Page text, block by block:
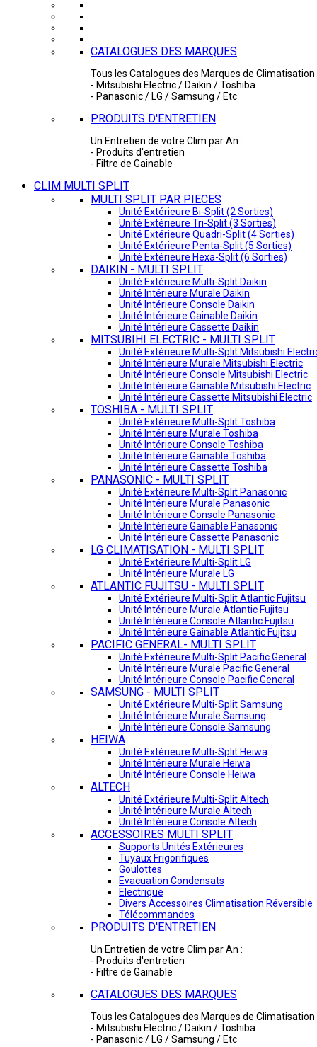
CATALOGUES DES MARQUES
Tous les Catalogues des Marques de Climatisation
- Mitsubishi Electric / Daikin / Toshiba
- Panasonic / LG / Samsung / Etc
PRODUITS D'ENTRETIEN
Un Entretien de votre Clim par An :
- Produits d'entretien
- Filtre de Gainable
CLIM MULTI SPLIT
MULTI SPLIT PAR PIECES
Unité Extérieure Bi-Split (2 Sorties)
Unité Extérieure Tri-Split (3 Sorties)
Unité Extérieure Quadri-Split (4 Sorties)
Unité Extérieure Penta-Split (5 Sorties)
Unité Extérieure Hexa-Split (6 Sorties)
DAIKIN - MULTI SPLIT
Unité Extérieure Multi-Split Daikin
Unité Intérieure Murale Daikin
Unité Intérieure Console Daikin
Unité Intérieure Gainable Daikin
Unité Intérieure Cassette Daikin
MITSUBIHI ELECTRIC - MULTI SPLIT
Unité Extérieure Multi-Split Mitsubishi
Unité Intérieure Murale Mitsubishi Electric
Unité Intérieure Console Mitsubishi Electric
Unité Intérieure Gainable Mitsubishi Electric
Unité Intérieure Cassette Mitsubishi Electric
TOSHIBA - MULTI SPLIT
Unité Extérieure Multi-Split Toshiba
Unité Intérieure Murale Toshiba
Unité Intérieure Console Toshiba
Unité Intérieure Gainable Toshiba
Unité Intérieure Cassette Toshiba
PANASONIC - MULTI SPLIT
Unité Extérieure Multi-Split Panasonic
Unité Intérieure Murale Panasonic
Unité Intérieure Console Panasonic
Unité Intérieure Gainable Panasonic
Unité Intérieure Cassette Panasonic
LG CLIMATISATION - MULTI SPLIT
Unité Extérieure Multi-Split LG
Unité Intérieure Murale LG
ATLANTIC FUJITSU - MULTI SPLIT
Unité Extérieure Multi-Split Atlantic Fujitsu
Unité Intérieure Murale Atlantic Fujitsu
Unité Intérieure Console Atlantic Fujitsu
Unité Intérieure Gainable Atlantic Fujitsu
PACIFIC GENERAL- MULTI SPLIT
Unité Extérieure Multi-Split Pacific General
Unité Intérieure Murale Pacific General
Unité Intérieure Console Pacific General
SAMSUNG - MULTI SPLIT
Unité Extérieure Multi-Split Samsung
Unité Intérieure Murale Samsung
Unité Intérieure Console Samsung
HEIWA
Unité Extérieure Multi-Split Heiwa
Unité Intérieure Murale Heiwa
Unité Intérieure Console Heiwa
ALTECH
Unité Extérieure Multi-Split Altech
Unité Intérieure Murale Altech
Unité Intérieure Console Altech
ACCESSOIRES MULTI SPLIT
Supports Unités Extérieures
Tuyaux Frigorifiques
Goulottes
Evacuation Condensats
Electrique
Divers Accessoires Climatisation Réversible
Télécommandes
PRODUITS D'ENTRETIEN
Un Entretien de votre Clim par An :
- Produits d'entretien
- Filtre de Gainable
CATALOGUES DES MARQUES
Tous les Catalogues des Marques de Climatisation
- Mitsubishi Electric / Daikin / Toshiba
- Panasonic / LG / Samsung / Etc